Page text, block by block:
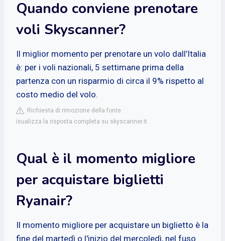
Quando conviene prenotare
voli Skyscanner?
Il miglior momento per prenotare un volo dall'Italia
è: per i voli nazionali, 5 settimane prima della
partenza con un risparmio di circa il 9% rispetto al
costo medio del volo.
Richiesta di rimozione della fonte
isualizza la risposta completa su skyscanner.it
Qual è il momento migliore
per acquistare biglietti
Ryanair?
Il momento migliore per acquistare un biglietto è la
fine del martedì o l'inizio del mercoledì, nel fuso